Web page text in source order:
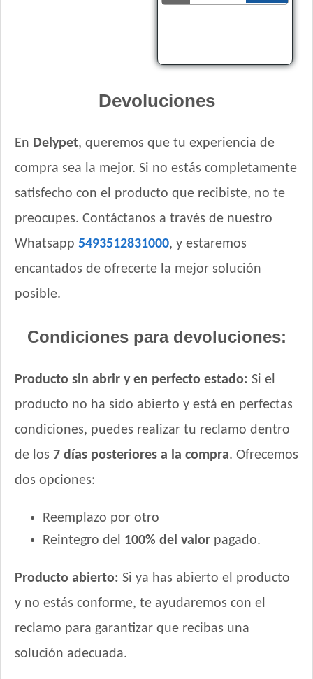
Total Khan Adulto de Raza Mediana y Grande
Upper Crock Perro Adulto Cerdo y Arroz
Upper Crock Perro Adulto Criadores
Vagoneta Gourmet Perro Adulto
Vagoneta Mix Perro Adulto
Vitalcan Balanced Natural Recipe Perro Sabor Carne
Argentina Seleccionada
Vitalcan Balanced Natural Recipe Perro Sabor Pollo
Vitalcan Balanced Perro Adulto Raza Gigante
Vitalcan Balanced Perro Adulto Raza Mediana
Vitalcan Complete Control de Peso
Vitalcan Premium Perro Adulto
Vitalcan Premium Perro Adulto Sabor Cordero
Vitalcan Premium Perro Control de Peso
Vitalcan Therapy Canine Gastrointestinal Aid
Vitalcan Therapy Canine Hypoallergenic Care
Vitalcan Therapy Canine Obesity Management
Voraz Perros Adultos
Winy Adultos
Xtreme Dog Criadores Perro Adulto
Devoluciones
En Delypet, queremos que tu experiencia de
compra sea la mejor. Si no estás completamente
satisfecho con el producto que recibiste, no te
preocupes. Contáctanos a través de nuestro
Whatsapp 5493512831000, y estaremos
encantados de ofrecerte la mejor solución
posible.
Condiciones para devoluciones:
Producto sin abrir y en perfecto estado: Si el
producto no ha sido abierto y está en perfectas
condiciones, puedes realizar tu reclamo dentro
de los 7 días posteriores a la compra. Ofrecemos
dos opciones:
Reemplazo por otro
Reintegro del 100% del valor pagado.
Producto abierto: Si ya has abierto el producto
y no estás conforme, te ayudaremos con el
reclamo para garantizar que recibas una
solución adecuada.